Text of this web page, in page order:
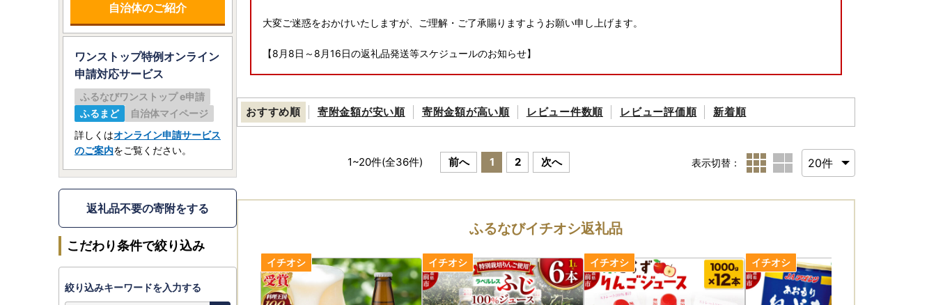
大変ご迷惑をおかけいたしますが、ご理解・ご了承賜りますようお願い申し上げます。
【8月8日～8月16日の返礼品発送等スケジュールのお知らせ】
8月8日～8月16日の返礼品の発送につきましては、
発送元事業者のお休みにより8月17日以降となる場合がございます。
何卒ご了承くださいますようお願いいたします。
お問い合わせを受け付けておりますのでご利用ください。
・ご寄附お申し込み後のキャンセル、返礼品の変更・返品はできません。
・弘前市内にお住まいの方からのご寄附は受け付けできません。
【返礼品のお届けについて】
・ご寄附決済完了を当市にて確認後、順次、取扱事業者（配送元）へ発送依頼を行います。
おすすめ順 寄附金額が安い順 寄附金額が高い順 レビュー件数順 レビュー評価順 新着順
1~20件(全36件) 前へ 1 2 次へ 表示切替：
ふるなびイチオシ返礼品
自治体のご紹介
ワンストップ特例オンライン
申請対応サービス
ふるなびワンストップ e申請
ふるまど
自治体マイページ
詳しくはオンライン申請サービス
のご案内をご覧ください。
返礼品不要の寄附をする
こだわり条件で絞り込み
絞り込みキーワードを入力する